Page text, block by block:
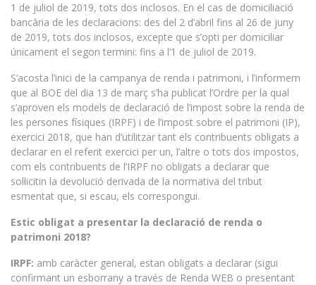
1 de juliol de 2019, tots dos inclosos. En el cas de domiciliació
bancària de les declaracions: des del 2 d’abril fins al 26 de juny
de 2019, tots dos inclosos, excepte que s’opti per domiciliar
únicament el segon termini: fins a l’1 de juliol de 2019.
S’acosta l’inici de la campanya de renda i patrimoni, i l’informem
que al BOE del dia 13 de març s’ha publicat l’Ordre per la qual
s’aproven els models de declaració de l’impost sobre la renda de
les persones físiques (IRPF) i de l’impost sobre el patrimoni (IP),
exercici 2018, que han d’utilitzar tant els contribuents obligats a
declarar en el referit exercici per un, l’altre o tots dos impostos,
com els contribuents de l’IRPF no obligats a declarar que
sol·licitin la devolució derivada de la normativa del tribut
esmentat que, si escau, els correspongui.
Estic obligat a presentar la declaració de renda o
patrimoni 2018?
IRPF: amb caràcter general, estan obligats a declarar (sigui
confirmant un esborrany a través de Renda WEB o presentant